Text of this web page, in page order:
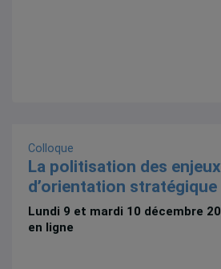
Colloque
La politisation des
d’orientation stratégique
Lundi 9 et mardi 10 décembre
en ligne